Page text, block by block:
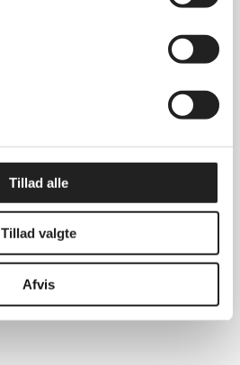
Tillad alle
Tillad valgte
Afvis